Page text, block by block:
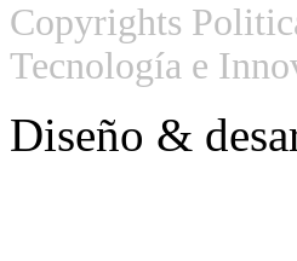
Copyrights
Tecnología e
Diseño &